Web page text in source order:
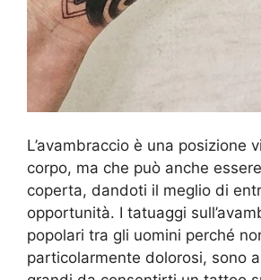
L’avambraccio è una posizione
corpo, ma che può anche
coperta, dandoti il meglio di
opportunità. I tatuaggi
popolari tra gli uomini perché
particolarmente dolorosi, sono